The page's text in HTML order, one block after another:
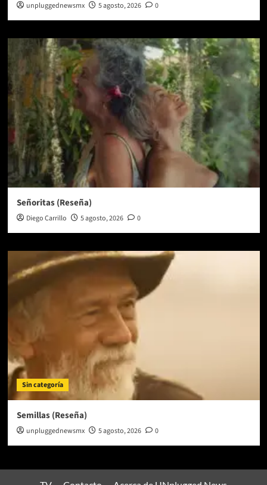
unpluggednewsmx 5 agosto, 2026 0
Señoritas (Reseña)
Diego Carrillo 5 agosto, 2026 0
Sin categoría
Semillas (Reseña)
unpluggednewsmx 5 agosto, 2026 0